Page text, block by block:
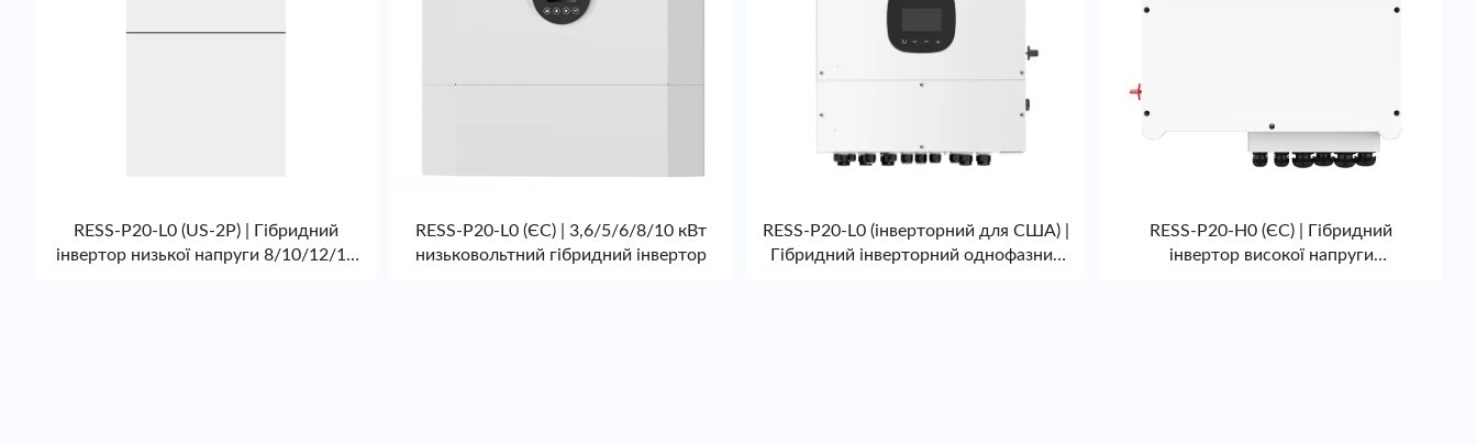
RESS-P20-L0 (US-2P) | Гібридний
інвертор низької напруги 8/10/12/15
RESS-P20-L0 (ЄС) | 3,6/5/6/8/10 кВт
низьковольтний гібридний інвертор
RESS-P20-L0 (інверторний для США) |
Гібридний інверторний однофазний
RESS-P20-H0 (ЄС) | Гібридний
інвертор високої напруги